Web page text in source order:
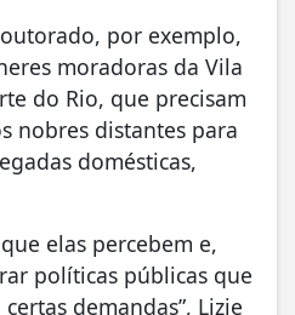
por exemplo,
moradoras da Vila
do Rio, que precisam
nobres distantes para
domésticas,
elas percebem e,
políticas públicas que
demandas”, Lizie